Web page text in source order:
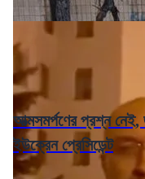
আত্মসমর্পণের প্রশ্ন নেই,
ইউক্রেন প্রেসিডেন্ট